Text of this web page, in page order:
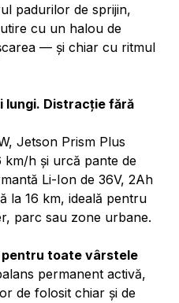
padurilor de sprijin,
cu un halou de
— și chiar cu ritmul
lungi. Distracție fără
Jetson Prism Plus
km/h și urcă pante de
Li-Ion de 36V, 2Ah
la 16 km, ideală pentru
parc sau zone urbane.
toate vârstele
permanent activă,
de folosit chiar și de